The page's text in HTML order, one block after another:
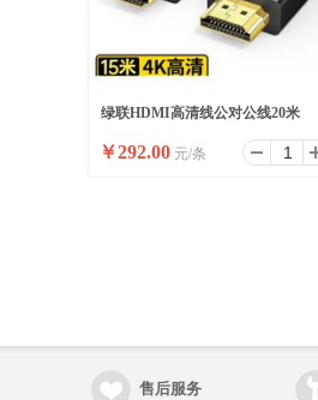
绿联HDMI高清线公对公线20米
15948
￥292.00 元/条
售后服务